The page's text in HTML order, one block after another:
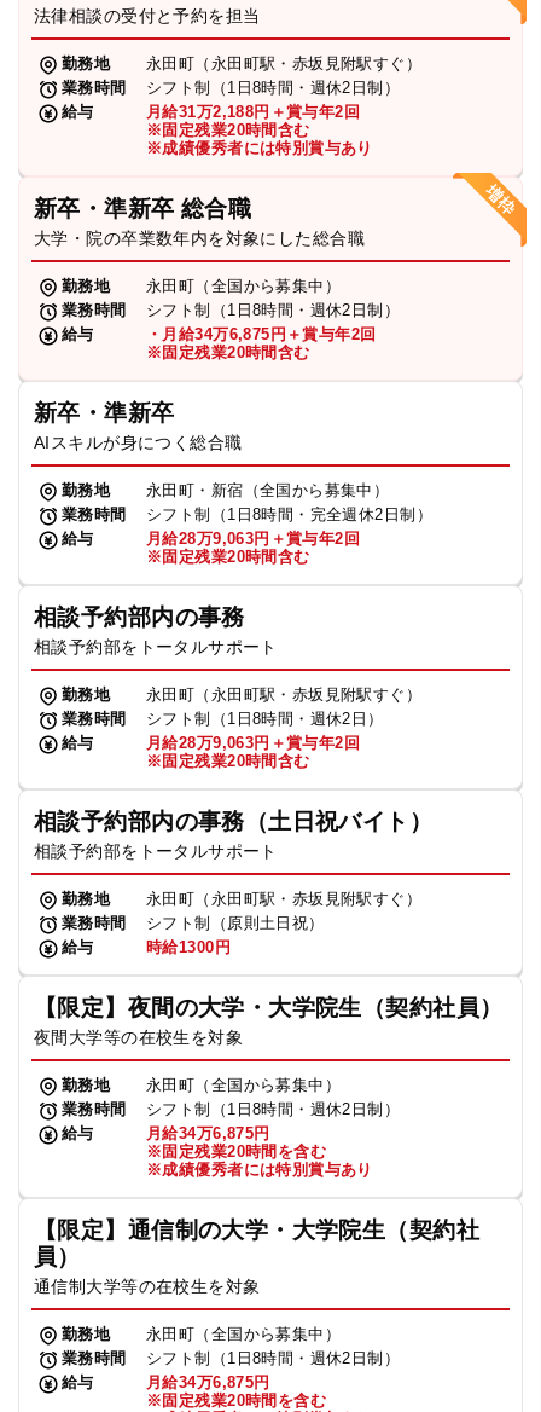
法律相談の受付と予約を担当
勤務地
永田町（永田町駅・赤坂見附駅すぐ）
業務時間
シフト制（1日8時間・週休2日制）
給与
月給31万2,188円＋賞与年2回
※固定残業20時間含む
※成績優秀者には特別賞与あり
新卒・準新卒 総合職
大学・院の卒業数年内を対象にした総合職
勤務地
永田町（全国から募集中）
業務時間
シフト制（1日8時間・週休2日制）
給与
・月給34万6,875円＋賞与年2回
※固定残業20時間含む
新卒・準新卒
AIスキルが身につく総合職
勤務地
永田町・新宿（全国から募集中）
業務時間
シフト制（1日8時間・完全週休2日制）
給与
月給28万9,063円＋賞与年2回
※固定残業20時間含む
相談予約部内の事務
相談予約部をトータルサポート
勤務地
永田町（永田町駅・赤坂見附駅すぐ）
業務時間
シフト制（1日8時間・週休2日）
給与
月給28万9,063円＋賞与年2回
※固定残業20時間含む
相談予約部内の事務（土日祝バイト）
相談予約部をトータルサポート
勤務地
永田町（永田町駅・赤坂見附駅すぐ）
業務時間
シフト制（原則土日祝）
給与
時給1300円
【限定】夜間の大学・大学院生（契約社員）
夜間大学等の在校生を対象
勤務地
永田町（全国から募集中）
業務時間
シフト制（1日8時間・週休2日制）
給与
月給34万6,875円
※固定残業20時間を含む
※成績優秀者には特別賞与あり
【限定】通信制の大学・大学院生（契約社
員）
通信制大学等の在校生を対象
勤務地
永田町（全国から募集中）
業務時間
シフト制（1日8時間・週休2日制）
給与
月給34万6,875円
※固定残業20時間を含む